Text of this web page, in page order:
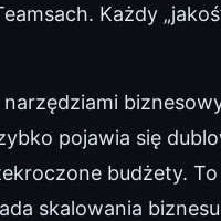
Każdy
pojawia się
budżety.
skalowania